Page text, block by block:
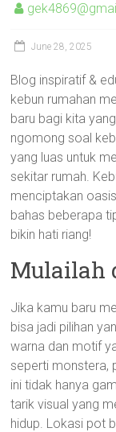
June 28, 2025
Blog inspiratif &
kebun rumahan
baru bagi kita
ngomong soal
yang luas untuk
sekitar rumah.
menciptakan
bahas beberapa
bikin hati riang!
Mulailah
Jika kamu baru
bisa jadi pilihan
warna dan motif
seperti monstera,
ini tidak hanya
tarik visual yang
hidup. Lokasi pot